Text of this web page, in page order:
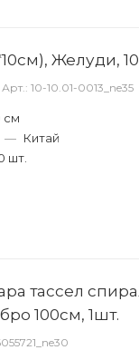
Желуди,
Арт.: 10-10.01-0013_ne35
см
— Китай
шт.
тассел
100см, 1шт.